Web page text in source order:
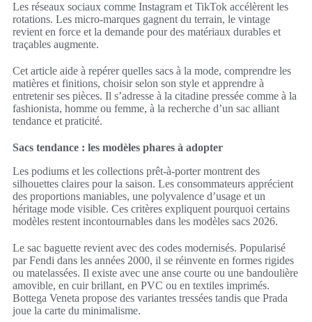
Les réseaux sociaux comme Instagram et TikTok accélèrent les
rotations. Les micro-marques gagnent du terrain, le vintage
revient en force et la demande pour des matériaux durables et
traçables augmente.
Cet article aide à repérer quelles sacs à la mode, comprendre les
matières et finitions, choisir selon son style et apprendre à
entretenir ses pièces. Il s’adresse à la citadine pressée comme à la
fashionista, homme ou femme, à la recherche d’un sac alliant
tendance et praticité.
Sacs tendance : les modèles phares à adopter
Les podiums et les collections prêt-à-porter montrent des
silhouettes claires pour la saison. Les consommateurs apprécient
des proportions maniables, une polyvalence d’usage et un
héritage mode visible. Ces critères expliquent pourquoi certains
modèles restent incontournables dans les modèles sacs 2026.
Le sac baguette revient avec des codes modernisés. Popularisé
par Fendi dans les années 2000, il se réinvente en formes rigides
ou matelassées. Il existe avec une anse courte ou une bandoulière
amovible, en cuir brillant, en PVC ou en textiles imprimés.
Bottega Veneta propose des variantes tressées tandis que Prada
joue la carte du minimalisme.